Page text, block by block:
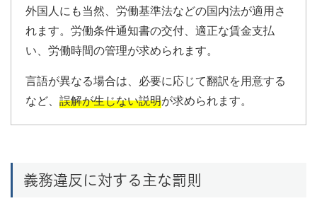
外国人にも当然、労働基準法などの国内法が適用さ
れます。労働条件通知書の交付、適正な賃金支払
い、労働時間の管理が求められます。
言語が異なる場合は、必要に応じて翻訳を用意する
など、 誤解が生じない説明が求められます。
義務違反に対する主な罰則